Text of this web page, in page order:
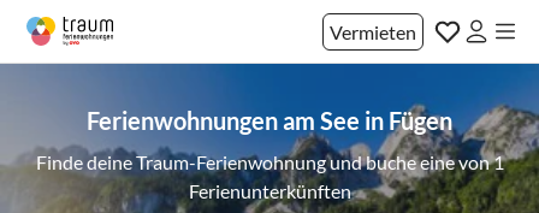
Vermieten
Ferienwohnungen am See in Fügen
Finde deine Traum-Ferienwohnung und buche eine von 1
Ferienunterkünften